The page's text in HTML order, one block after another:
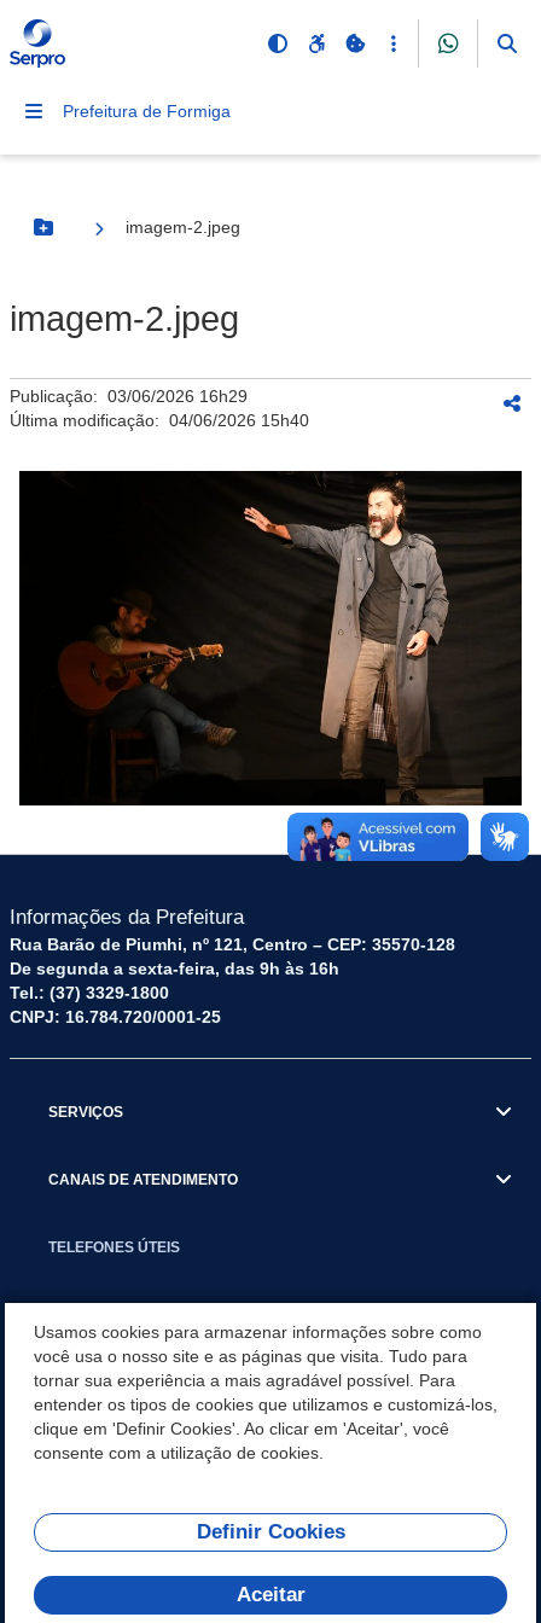
Prefeitura de Formiga
Botão Menu
imagem-2.jpeg
imagem-2.jpeg
Publicação: 03/06/2026 16h29
Última modificação: 04/06/2026 15h40
Informações da Prefeitura
Rua Barão de Piumhi, nº 121, Centro – CEP: 35570-128
De segunda a sexta-feira, das 9h às 16h
Tel.: (37) 3329-1800
CNPJ: 16.784.720/0001-25
SERVIÇOS
CANAIS DE ATENDIMENTO
TELEFONES ÚTEIS
NOTÍCIAS
APLICATIVO
REDES SOCIAIS
Usamos cookies para armazenar informações sobre como
você usa o nosso site e as páginas que visita. Tudo para
tornar sua experiência a mais agradável possível. Para
entender os tipos de cookies que utilizamos e customizá-los,
clique em 'Definir Cookies'. Ao clicar em 'Aceitar', você
consente com a utilização de cookies.
Definir Cookies
Aceitar